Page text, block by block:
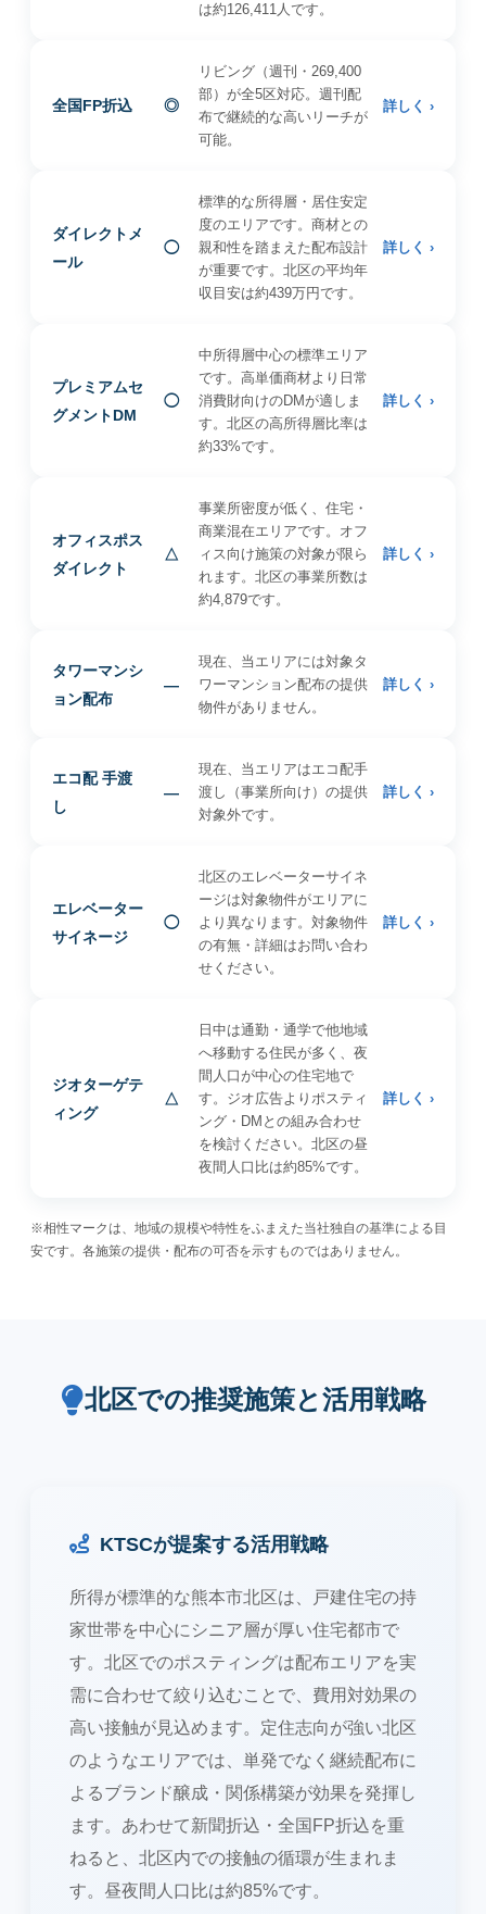
は約126,411人です。
全国FP折込 ◎
リビング（週刊・269,400
部）が全5区対応。週刊配
布で継続的な高いリーチが
可能。
詳しく ›
ダイレクトメ
ール
◯
標準的な所得層・居住安定
度のエリアです。商材との
親和性を踏まえた配布設計
が重要です。北区の平均年
収目安は約439万円です。
詳しく ›
プレミアムセ
グメントDM
◯
中所得層中心の標準エリア
です。高単価商材より日常
消費財向けのDMが適しま
す。北区の高所得層比率は
約33%です。
詳しく ›
オフィスポス
ダイレクト
△
事業所密度が低く、住宅・
商業混在エリアです。オフ
ィス向け施策の対象が限ら
れます。北区の事業所数は
約4,879です。
詳しく ›
タワーマンシ
ョン配布
—
現在、当エリアには対象タ
ワーマンション配布の提供
物件がありません。
詳しく ›
エコ配 手渡
し
—
現在、当エリアはエコ配手
渡し（事業所向け）の提供
対象外です。
詳しく ›
エレベーター
サイネージ
◯
北区のエレベーターサイネ
ージは対象物件がエリアに
より異なります。対象物件
の有無・詳細はお問い合わ
せください。
詳しく ›
ジオターゲテ
ィング
△
日中は通勤・通学で他地域
へ移動する住民が多く、夜
間人口が中心の住宅地で
す。ジオ広告よりポスティ
ング・DMとの組み合わせ
を検討ください。北区の昼
夜間人口比は約85%です。
詳しく ›
※相性マークは、地域の規模や特性をふまえた当社独自の基準による目
安です。各施策の提供・配布の可否を示すものではありません。
北区での推奨施策と活用戦略
KTSCが提案する活用戦略
所得が標準的な熊本市北区は、戸建住宅の持
家世帯を中心にシニア層が厚い住宅都市で
す。北区でのポスティングは配布エリアを実
需に合わせて絞り込むことで、費用対効果の
高い接触が見込めます。定住志向が強い北区
のようなエリアでは、単発でなく継続配布に
よるブランド醸成・関係構築が効果を発揮し
ます。あわせて新聞折込・全国FP折込を重
ねると、北区内での接触の循環が生まれま
す。昼夜間人口比は約85%です。